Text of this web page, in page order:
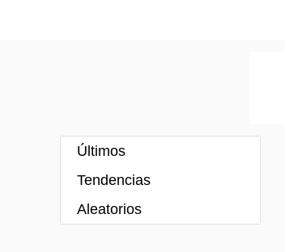
Últimos
Tendencias
Aleatorios